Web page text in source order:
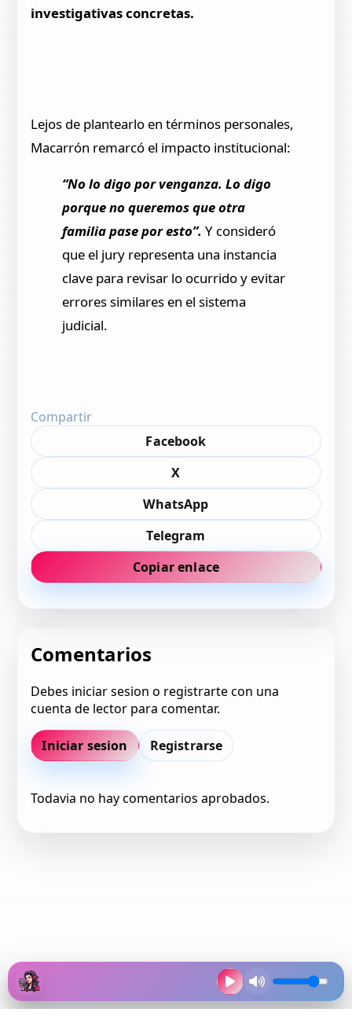
investigativas concretas.
Lejos de plantearlo en términos personales,
Macarrón remarcó el impacto institucional:
“No lo digo por venganza. Lo digo
porque no queremos que otra
familia pase por esto”.Y consideró
que el jury representa una instancia
clave para revisar lo ocurrido y evitar
errores similares en el sistema
judicial.
Compartir
Facebook
X
WhatsApp
Telegram
Copiar enlace
Comentarios
Debes iniciar sesion o registrarte con una
cuenta de lector para comentar.
Iniciar sesion Registrarse
Todavia no hay comentarios aprobados.